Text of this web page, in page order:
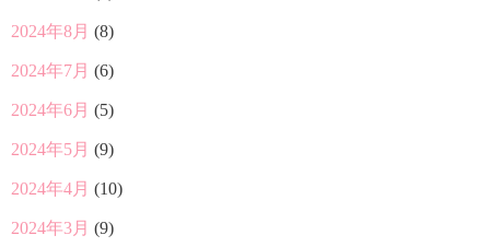
2024年8月 (8)
2024年7月 (6)
2024年6月 (5)
2024年5月 (9)
2024年4月 (10)
2024年3月 (9)